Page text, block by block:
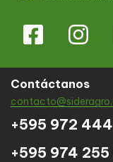
Contáctanos
+595 972
+595 974